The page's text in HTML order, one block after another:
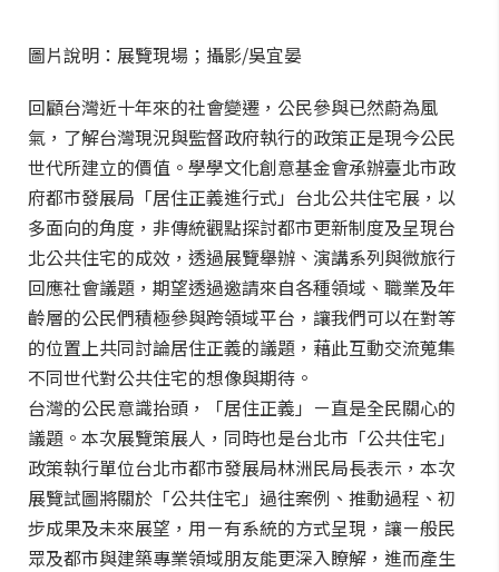
圖片說明：展覽現場；攝影/吳宜晏
回顧台灣近十年來的社會變遷，公民參與已然蔚為風
氣，了解台灣現況與監督政府執行的政策正是現今公民
世代所建立的價值。學學文化創意基金會承辦臺北市政
府都市發展局「居住正義進行式」台北公共住宅展，以
多面向的角度，非傳統觀點探討都市更新制度及呈現台
北公共住宅的成效，透過展覽舉辦、演講系列與微旅行
回應社會議題，期望透過邀請來自各種領域、職業及年
齡層的公民們積極參與跨領域平台，讓我們可以在對等
的位置上共同討論居住正義的議題，藉此互動交流蒐集
不同世代對公共住宅的想像與期待。
台灣的公民意識抬頭，「居住正義」ㄧ直是全民關心的
議題。本次展覽策展人，同時也是台北市「公共住宅」
政策執行單位台北市都市發展局林洲民局長表示，本次
展覽試圖將關於「公共住宅」過往案例、推動過程、初
步成果及未來展望，用ㄧ有系統的方式呈現，讓ㄧ般民
眾及都市與建築專業領域朋友能更深入瞭解，進而產生